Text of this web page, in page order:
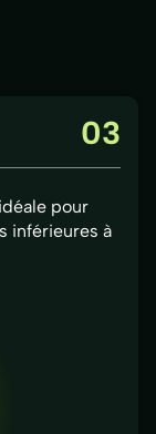
pour
inférieures à
03